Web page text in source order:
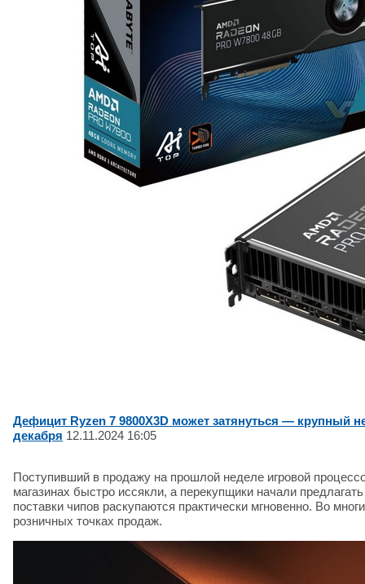
Дефицит Ryzen 7 9800X3D может затянуться — крупный
декабря 12.11.2024 16:05
Поступивший в продажу на прошлой неделе игровой
магазинах быстро иссякли, а перекупщики начали
поставки чипов раскупаются практически мгновенно. Во
розничных точках продаж.